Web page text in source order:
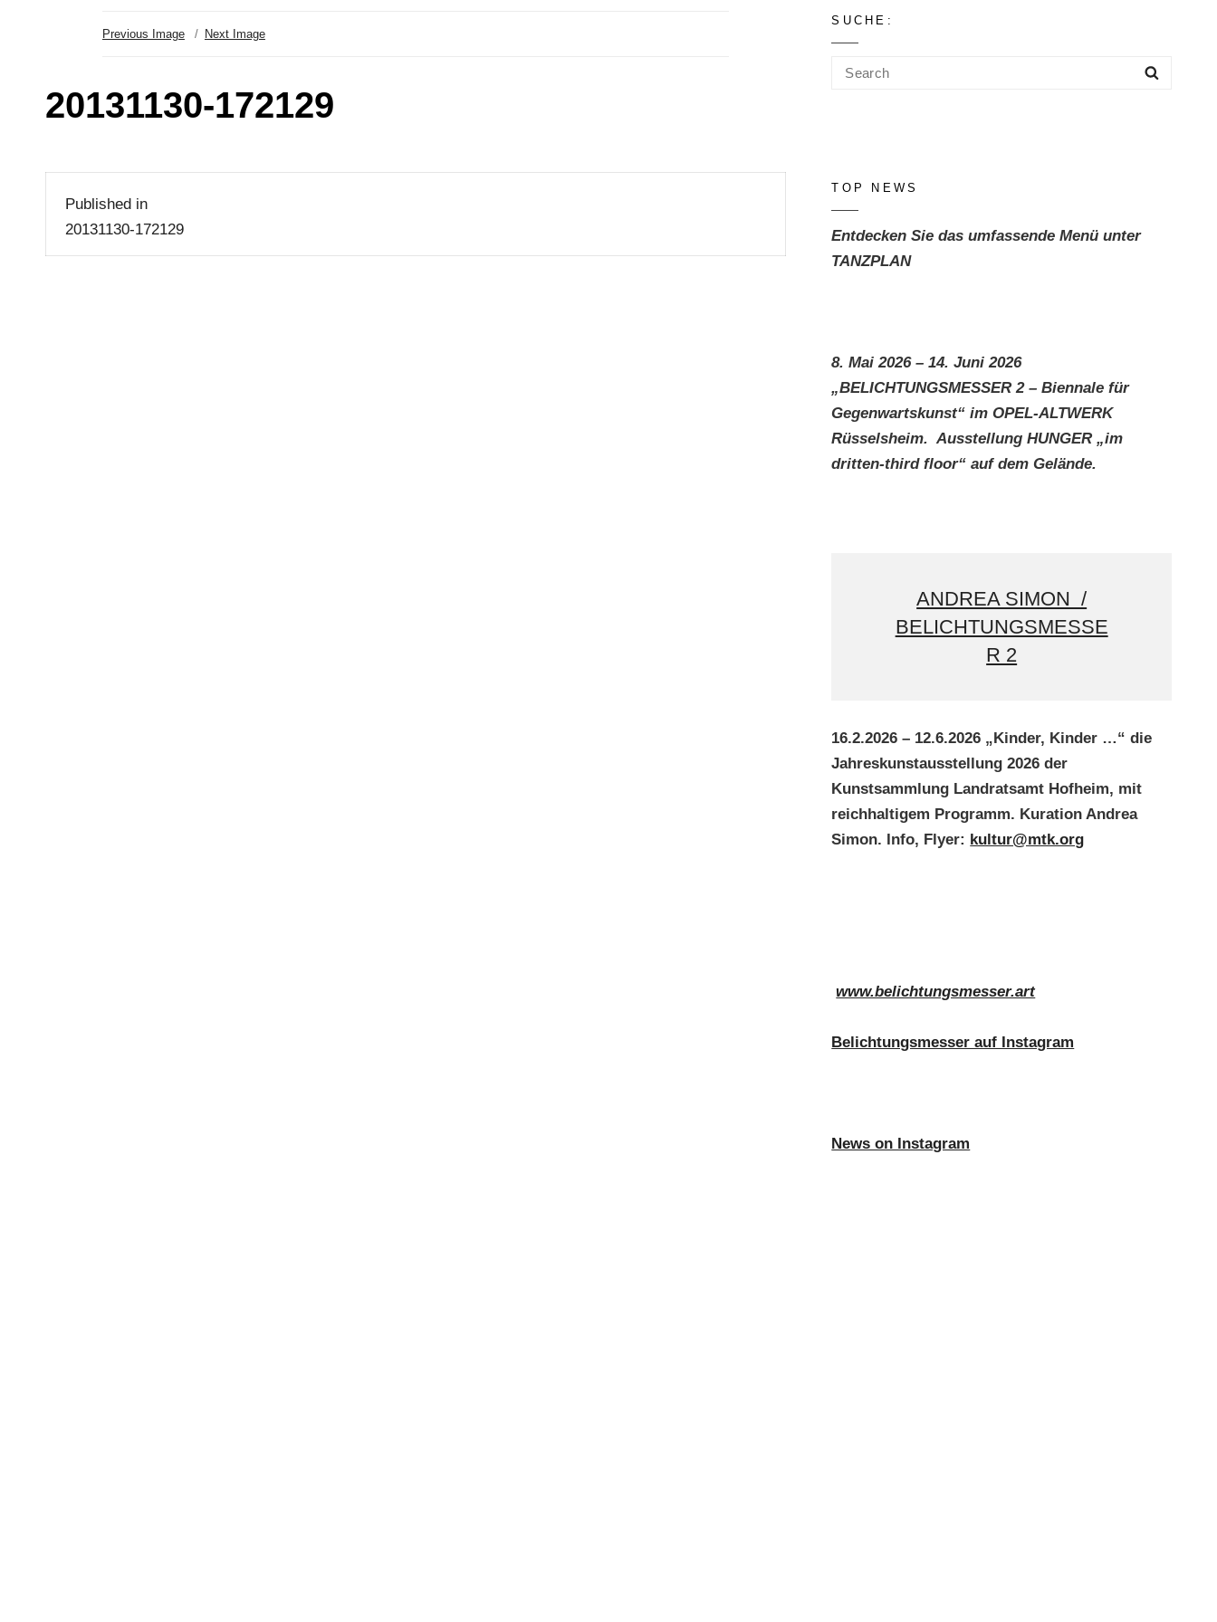
Previous Image Next Image
20131130-172129
Beitragsnavigation
Published in
20131130-172129
SUCHE:
Search
TOP NEWS
Entdecken Sie das umfassende Menü unter
TANZPLAN
8. Mai 2026 – 14. Juni 2026
„BELICHTUNGSMESSER 2 – Biennale für
Gegenwartskunst“ im OPEL-ALTWERK
Rüsselsheim. Ausstellung HUNGER „im
dritten-third floor“ auf dem Gelände.
ANDREA SIMON /
BELICHTUNGSMESSE
R 2
16.2.2026 – 12.6.2026 „Kinder, Kinder …“ die
Jahreskunstausstellung 2026 der
Kunstsammlung Landratsamt Hofheim, mit
reichhaltigem Programm. Kuration Andrea
Simon. Info, Flyer: kultur@mtk.org
www.belichtungsmesser.art
Belichtungsmesser auf Instagram
News on Instagram